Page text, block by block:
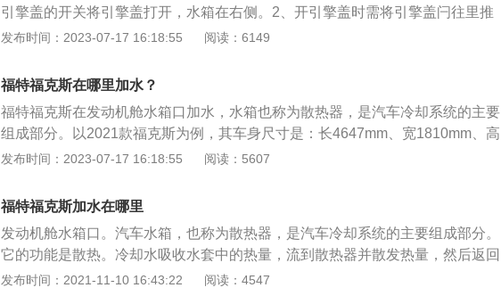
引擎盖的开关将引擎盖打开，水箱在右侧。2、开引擎盖时需将引擎盖闩往里推
打开水箱盖，并往里面加水，加至适量位置。3、注意加的水一定要是干净的
风玻璃洗涤液容器内。如果将发动机冷却液喷到挡风玻璃上，可能难以看清前方
道路。2、不能在发动机运转或高温时打开冷却液储液罐盖。
发布时间：2023-07-17 16:18:55 阅读：6149
福特福克斯在哪里加水？
福特福克斯在发动机舱水箱口加水，水箱也称为散热器，是汽车冷却系统的主要
组成部分。以2021款福克斯为例，其车身尺寸是：长4647mm、宽1810mm、高
1468mm，轴距为2705mm，油箱容积为53l，行李箱容积为511l。2021款福克斯
是6挡手动变速箱，其采用的前悬架是麦弗逊式独立悬架，后悬是扭力梁式非独
立悬架。
发布时间：2023-07-17 16:18:55 阅读：5607
福特福克斯加水在哪里
发动机舱水箱口。汽车水箱，也称为散热器，是汽车冷却系统的主要组成部分。
它的功能是散热。冷却水吸收水套中的热量，流到散热器并散发热量，然后返回
水套进行连续循环。从而达到散热和温度调节的效果。它也是汽车发动机的重要
发布时间：2021-11-10 16:43:22 阅读：4547